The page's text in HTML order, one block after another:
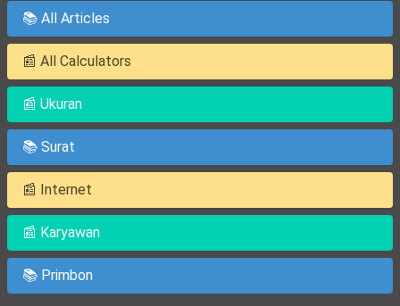
📚 All Articles
📰 All Calculators
📰 Ukuran
📚 Surat
📰 Internet
📰 Karyawan
📚 Primbon